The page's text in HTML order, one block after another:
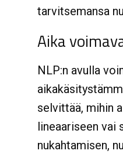
tarvitsemansa
Aika
NLP:n avulla
selvittää, mihin
lineaariseen vai
nukahtamisen,